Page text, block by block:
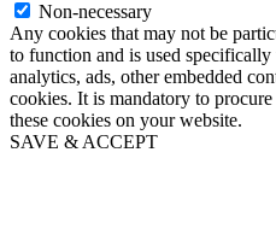
Non-necessary
Any cookies that may not be
to function and is used
analytics, ads, other embedded
cookies. It is mandatory to
these cookies on your website.
SAVE & ACCEPT